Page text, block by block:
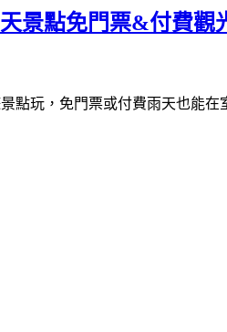
景點免門票&付費觀
點玩，免門票或付費雨天也能